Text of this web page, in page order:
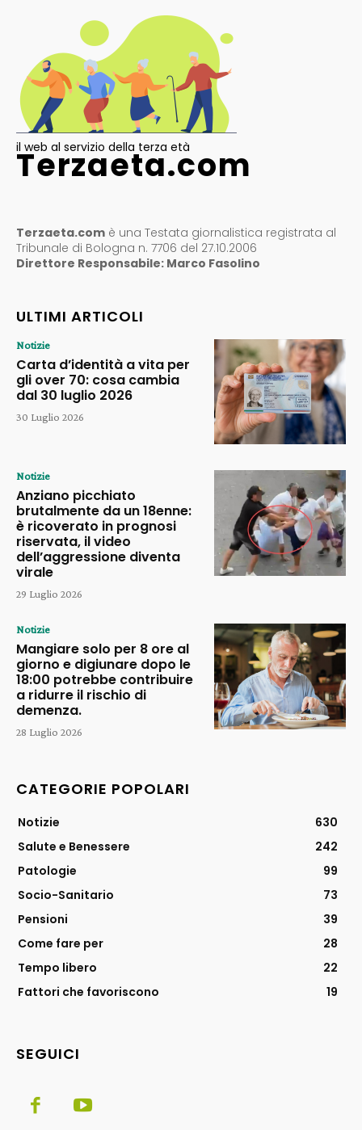
il web al servizio della terza età
Terzaeta.com
Terzaeta.com è una Testata giornalistica registrata al
Tribunale di Bologna n. 7706 del 27.10.2006
Direttore Responsabile: Marco Fasolino
ULTIMI ARTICOLI
Notizie
Carta d’identità a vita per
gli over 70: cosa cambia
dal 30 luglio 2026
30 Luglio 2026
Notizie
Anziano picchiato
brutalmente da un 18enne:
è ricoverato in prognosi
riservata, il video
dell’aggressione diventa
virale
29 Luglio 2026
Notizie
Mangiare solo per 8 ore al
giorno e digiunare dopo le
18:00 potrebbe contribuire
a ridurre il rischio di
demenza.
28 Luglio 2026
CATEGORIE POPOLARI
Notizie
630
Salute e Benessere
242
Patologie
99
Socio-Sanitario
73
Pensioni
39
Come fare per
28
Tempo libero
22
Fattori che favoriscono
19
SEGUICI